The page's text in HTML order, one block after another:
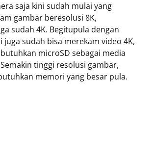
saja kini sudah mulai yang
gambar beresolusi 8K,
sudah 4K. Begitupula dengan
juga sudah bisa merekam video 4K,
microSD sebagai media
tinggi resolusi gambar,
memori yang besar pula.